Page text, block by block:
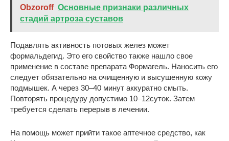
Obzoroff Основные признаки различных
стадий артроза суставов
Подавлять активность потовых желез может
формальдегид. Это его свойство также нашло свое
применение в составе препарата Формагель. Наносить его
следует обязательно на очищенную и высушенную кожу
подмышек. А через 30–40 минут аккуратно смыть.
Повторять процедуру допустимо 10–12суток. Затем
требуется сделать перерыв в лечении.
На помощь может прийти такое аптечное средство, как